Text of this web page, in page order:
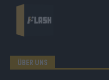
ÜBER UNS